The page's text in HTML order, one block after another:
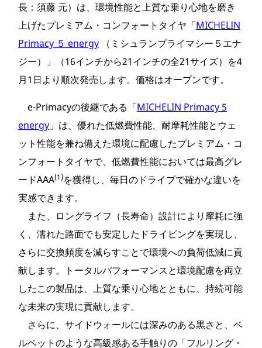
長：須藤 元）は、環境性能と上質な乗り心地を磨き
上げたプレミアム・コンフォートタイヤ「MICHELIN
Primacy ５ energy （ミシュランプライマシー５エナ
ジー）」（16インチから21インチの全21サイズ）を4
月1日より順次発売します。価格はオープンです。
e-Primacyの後継である「MICHELIN Primacy 5
energy」は、優れた低燃費性能、耐摩耗性能とウェ
ット性能を兼ね備えた環境に配慮したプレミアム・コ
ンフォートタイヤで、低燃費性能においては最高グレ
ードAAA(1)を獲得し、毎日のドライブで確かな違いを
実感できます。
また、ロングライフ（長寿命）設計により摩耗に強
く、濡れた路面でも安定したドライビングを実現し、
さらに交換頻度を減らすことで環境への負荷低減に貢
献します。トータルパフォーマンスと環境配慮を両立
したこの製品は、上質な乗り心地とともに、持続可能
な未来の実現に貢献します。
さらに、サイドウォールには深みのある黒さと、ベ
ルベットのような高級感ある手触りの「フルリング・